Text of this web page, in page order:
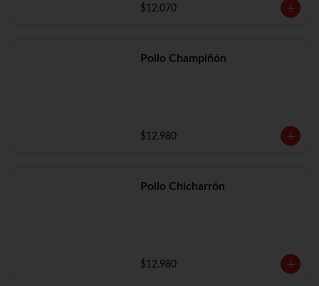
$12.070
Pollo Champiñón
$12.980
Pollo Chicharrón
$12.980